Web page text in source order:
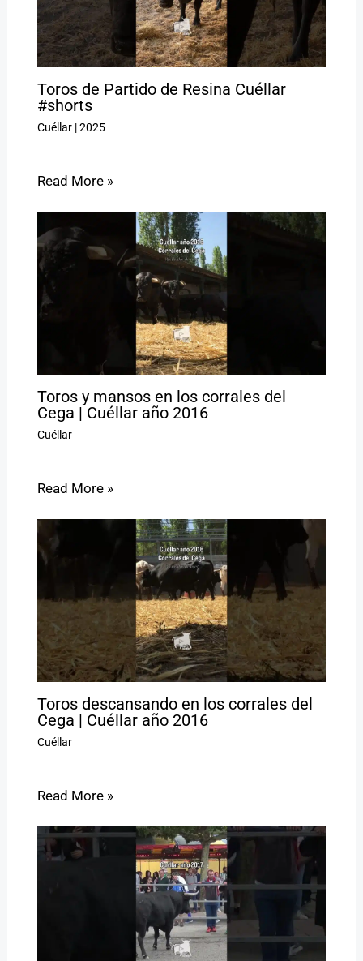
Toros de Partido de Resina Cuéllar
#shorts
Cuéllar|2025
Read More »
Toros y mansos en los corrales del
Cega | Cuéllar año 2016
Cuéllar
Read More »
Toros descansando en los corrales del
Cega | Cuéllar año 2016
Cuéllar
Read More »